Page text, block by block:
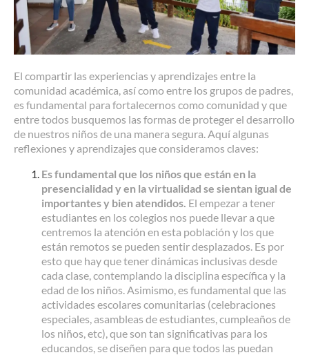
El compartir las experiencias y aprendizajes entre la
comunidad académica, así como entre los grupos de padres,
es fundamental para fortalecernos como comunidad y que
entre todos busquemos las formas de proteger el desarrollo
de nuestros niños de una manera segura. Aquí algunas
reflexiones y aprendizajes que consideramos claves:
Es fundamental que los niños que están en la
presencialidad y en la virtualidad se sientan igual de
importantes y bien atendidos. El empezar a tener
estudiantes en los colegios nos puede llevar a que
centremos la atención en esta población y los que
están remotos se pueden sentir desplazados. Es por
esto que hay que tener dinámicas inclusivas desde
cada clase, contemplando la disciplina específica y la
edad de los niños. Asimismo, es fundamental que las
actividades escolares comunitarias (celebraciones
especiales, asambleas de estudiantes, cumpleaños de
los niños, etc), que son tan significativas para los
educandos, se diseñen para que todos las puedan